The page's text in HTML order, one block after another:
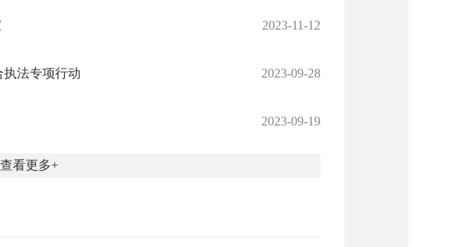
2023-11-12
2023-09-28
执法专项行动
2023-09-19
查看更多